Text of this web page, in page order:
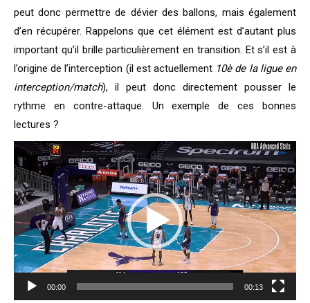
peut donc permettre de dévier des ballons, mais également
d’en récupérer. Rappelons que cet élément est d’autant plus
important qu’il brille particulièrement en transition. Et s’il est à
l’origine de l’interception (il est actuellement 10è de la ligue en
interception/match), il peut donc directement pousser le
rythme en contre-attaque. Un exemple de ces bonnes
lectures ?
Lecteur
vidéo
00:00 00:13